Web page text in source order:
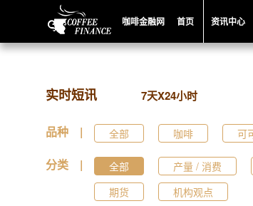
咖啡金融网 首页 资讯中心
实时短讯 7天X24小时
品种 | 全部 咖啡 可
分类 | 全部 产量 / 消费
期货
机构观点